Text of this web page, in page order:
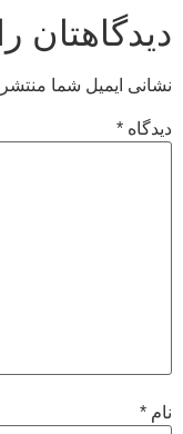
دیدگاهتان
نشانی ایمیل شما
دیدگاه *
نام *